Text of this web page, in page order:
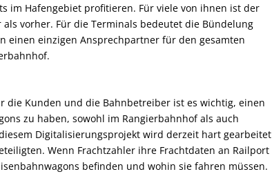
im Hafengebiet profitieren. Für viele von ihnen ist der
vorher. Für die Terminals bedeutet die Bündelung
einen einzigen Ansprechpartner für den gesamten
die Kunden und die Bahnbetreiber ist es wichtig, einen
zu haben, sowohl im Rangierbahnhof als auch
Digitalisierungsprojekt wird derzeit hart gearbeitet
Wenn Frachtzahler ihre Frachtdaten an Railport
befinden und wohin sie fahren müssen.